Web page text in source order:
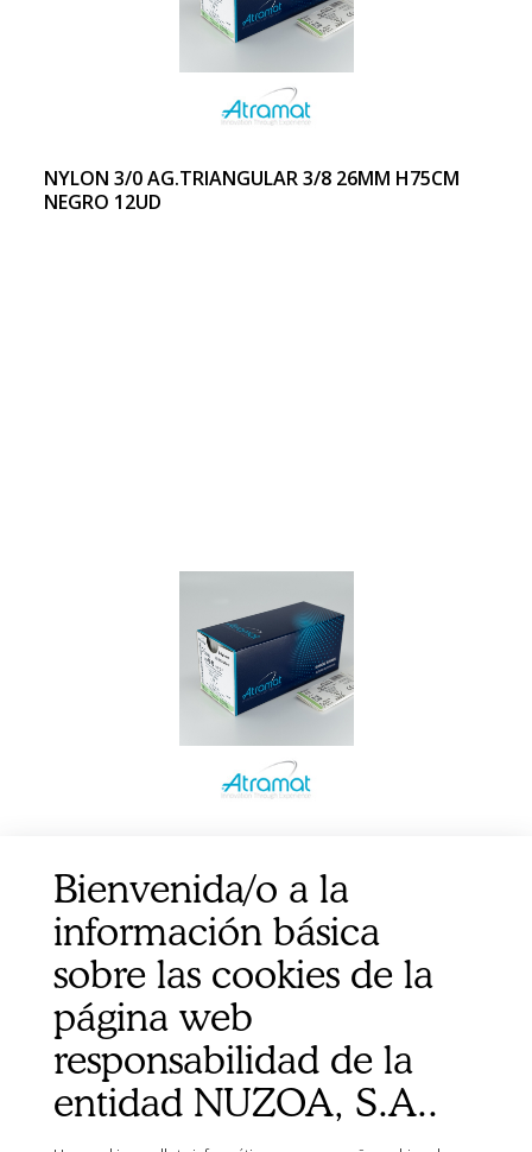
NYLON 3/0 AG.TRIANGULAR 3/8 26MM H75CM
NEGRO 12UD
NEGRO 12UD
Bienvenida/o a la
información básica
sobre las cookies de la
página web
responsabilidad de la
entidad NUZOA, S.A..